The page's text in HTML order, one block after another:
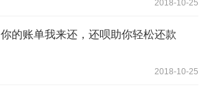
2018-10-25
你的账单我来还，还呗助你轻松还款
2018-10-25